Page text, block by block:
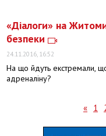
«Діалоги» на
безпеки
24.11.2016, 16:52
На що йдуть екстремали,
адреналіну?
« 1